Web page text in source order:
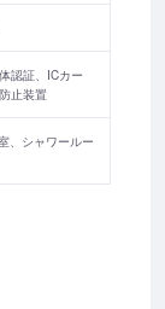
認証、ICカー
止装置
、シャワールー